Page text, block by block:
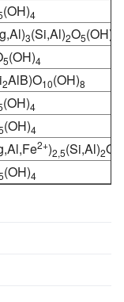
(OH)4
3(Si,Al)2O5(OH)
5(OH)4
2AlB)O10(OH)8
(OH)4
(OH)4
2+)2,5(Si,Al)2O
(OH)4